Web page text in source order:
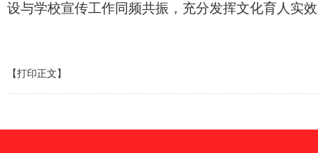
设与学校宣传工作同频共振，充分发挥文化育人实
【打印正文】